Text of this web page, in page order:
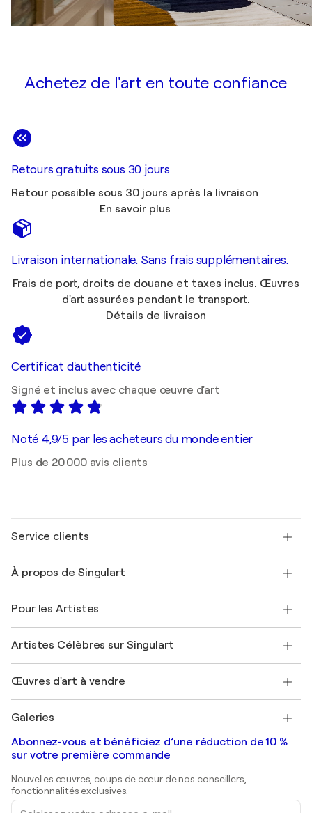
Achetez de l'art en toute confiance
Retours gratuits sous 30 jours
Retour possible sous 30 jours après la livraison
En savoir plus
Livraison internationale. Sans frais supplémentaires.
Frais de port, droits de douane et taxes inclus. Œuvres
d'art assurées pendant le transport.
Détails de livraison
Certificat d'authenticité
Signé et inclus avec chaque œuvre d'art
Noté 4,9/5 par les acheteurs du monde entier
Plus de 20 000 avis clients
Service clients
Expédition
Offrir une carte cadeau
Rejoignez notre programme commercial
Mon compte
+33 1 76 44 06 42
À propos de Singulart
FAQ
Magazine Singulart
Emplois
Découvrez une sélection d'art original
Pour les Artistes
Se connecter en tant qu'Artiste
Artistes Célèbres sur Singulart
Marc Chagall
Banksy
Mr. Brainwash
Shepard Fairey
Œuvres d'art à vendre
Tableaux abstraits à vendre
Peintures de paysage
Estampes
Peintures acryliques
Galeries
Galeries d'art en France
Galeries d'art en Belgique
Abonnez-vous et bénéficiez d’une réduction de 10 %
sur votre première commande
Nouvelles œuvres, coups de cœur de nos conseillers,
fonctionnalités exclusives.
Saisissez